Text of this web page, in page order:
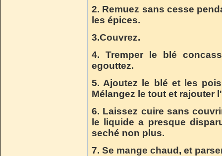
2. Remuez sans cesse
les épices.
3.Couvrez.
4. Tremper le blé
egouttez.
5. Ajoutez le blé et les
Mélangez le tout et rajouter
6. Laissez cuire sans
le liquide a presque
seché non plus.
7. Se mange chaud, et